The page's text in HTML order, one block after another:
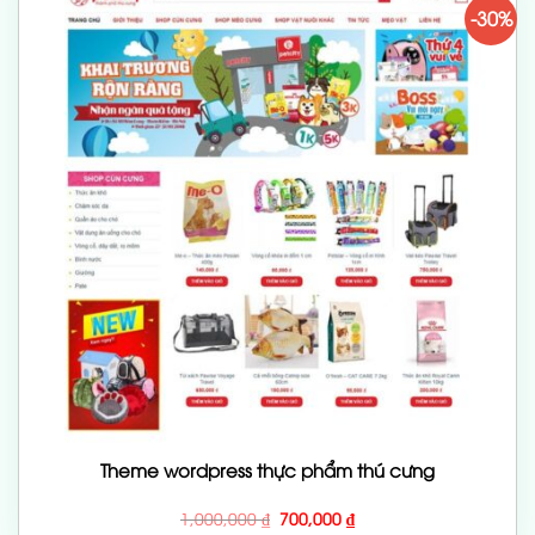
-30%
Theme wordpress thực phẩm thú cưng
1,000,000₫ Giá
700,000₫Giá